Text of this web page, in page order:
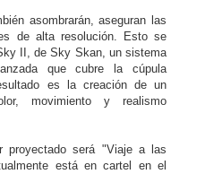
asombrarán, aseguran las
de alta resolución. Esto se
II, de Sky Skan, un sistema
que cubre la cúpula
es la creación de un
movimiento y realismo
proyectado será "Viaje a las
está en cartel en el